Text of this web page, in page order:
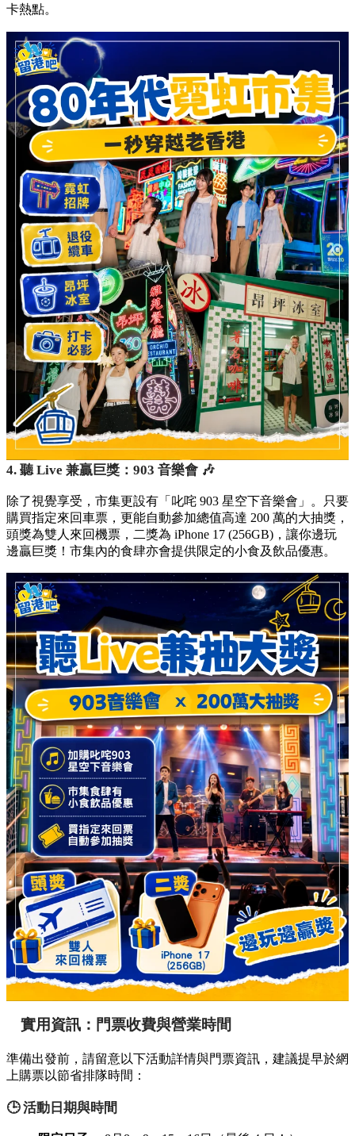
卡熱點。
4. 聽 Live 兼贏巨獎：903 音樂會 🎶
除了視覺享受，市集更設有「叱咤 903 星空下音樂會」。只要
購買指定來回車票，更能自動參加總值高達 200 萬的大抽獎，
頭獎為雙人來回機票，二獎為 iPhone 17 (256GB)，讓你邊玩
邊贏巨獎！市集內的食肆亦會提供限定的小食及飲品優惠。
實用資訊：門票收費與營業時間
準備出發前，請留意以下活動詳情與門票資訊，建議提早於網
上購票以節省排隊時間：
🕒 活動日期與時間